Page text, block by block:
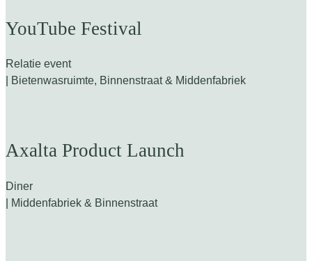
YouTube Festival
Relatie event
| Bietenwasruimte, Binnenstraat & Middenfabriek
Axalta Product Launch
Diner
| Middenfabriek & Binnenstraat